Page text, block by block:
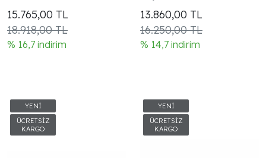
çerçeve SL Logo ERIN
koleksiyonu kadın modeli
15.765,00 TL
18.918,00 TL
% 16,7 indirim
Handmade in Italy —
Italyan atölyelerinde
üretim UV400 tam güneş
koruması
13.860,00 TL
16.250,00 TL
% 14,7 indirim